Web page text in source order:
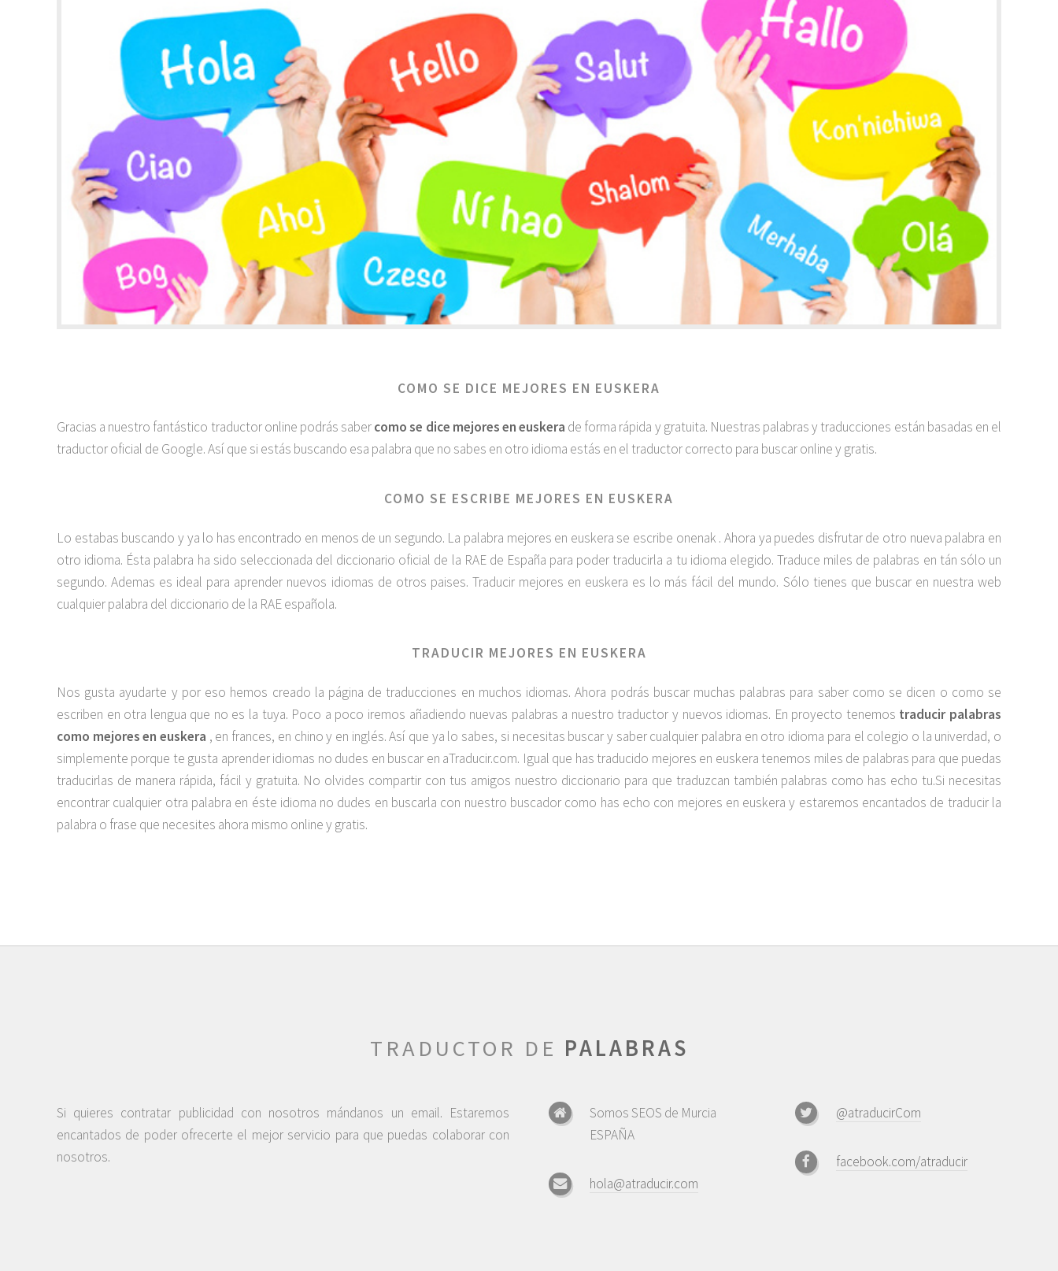
COMO SE DICE MEJORES EN EUSKERA
Gracias a nuestro fantástico traductor online podrás sabercomo se dice mejores en euskera de forma rápida y gratuita. Nuestras palabras y traducciones están basadas en el
traductor oficial de Google. Así que si estás buscando esa palabra que no sabes en otro idioma estás en el traductor correcto para buscar online y gratis.
COMO SE ESCRIBE MEJORES EN EUSKERA
Lo estabas buscando y ya lo has encontrado en menos de un segundo. La palabra mejores en euskera se escribe onenak . Ahora ya puedes disfrutar de otro nueva palabra en
otro idioma. Ésta palabra ha sido seleccionada del diccionario oficial de la RAE de España para poder traducirla a tu idioma elegido. Traduce miles de palabras en tán sólo un
segundo. Ademas es ideal para aprender nuevos idiomas de otros paises. Traducir mejores en euskera es lo más fácil del mundo. Sólo tienes que buscar en nuestra web
cualquier palabra del diccionario de la RAE española.
TRADUCIR MEJORES EN EUSKERA
Nos gusta ayudarte y por eso hemos creado la página de traducciones en muchos idiomas. Ahora podrás buscar muchas palabras para saber como se dicen o como se
escriben en otra lengua que no es la tuya. Poco a poco iremos añadiendo nuevas palabras a nuestro traductor y nuevos idiomas. En proyecto tenemos traducir palabras
como mejores en euskera , en frances, en chino y en inglés. Así que ya lo sabes, si necesitas buscar y saber cualquier palabra en otro idioma para el colegio o la univerdad, o
simplemente porque te gusta aprender idiomas no dudes en buscar en aTraducir.com. Igual que has traducido mejores en euskera tenemos miles de palabras para que puedas
traducirlas de manera rápida, fácil y gratuita. No olvides compartir con tus amigos nuestro diccionario para que traduzcan también palabras como has echo tu.Si necesitas
encontrar cualquier otra palabra en éste idioma no dudes en buscarla con nuestro buscador como has echo con mejores en euskera y estaremos encantados de traducir la
palabra o frase que necesites ahora mismo online y gratis.
TRADUCTOR DE PALABRAS
Si quieres contratar publicidad con nosotros mándanos un email. Estaremos
encantados de poder ofrecerte el mejor servicio para que puedas colaborar con
nosotros.
Somos SEOS de Murcia
ESPAÑA
hola@atraducir.com
@atraducirCom
facebook.com/atraducir